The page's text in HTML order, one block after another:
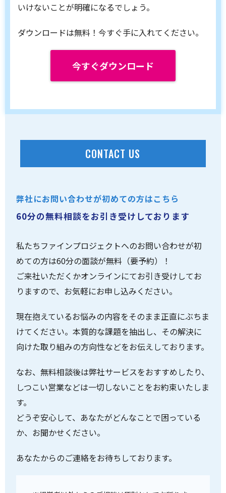
いけないことが明確になるでしょう。
ダウンロードは無料！今すぐ手に入れてください。
今すぐダウンロード
CONTACT US
弊社にお問い合わせが初めての方はこちら
60分の無料相談をお引き受けしております
私たちファインプロジェクトへのお問い合わせが初
めての方は60分の面談が無料（要予約）！
ご来社いただくかオンラインにてお引き受けしてお
りますので、お気軽にお申し込みください。
現在抱えているお悩みの内容をそのまま正直にぶちま
けてください。本質的な課題を抽出し、その解決に
向けた取り組みの方向性などをお伝えしております。
なお、無料相談後は弊社サービスをおすすめしたり、
しつこい営業などは一切しないことをお約束いたしま
す。
どうぞ安心して、あなたがどんなことで困っている
か、お聞かせください。
あなたからのご連絡をお待ちしております。